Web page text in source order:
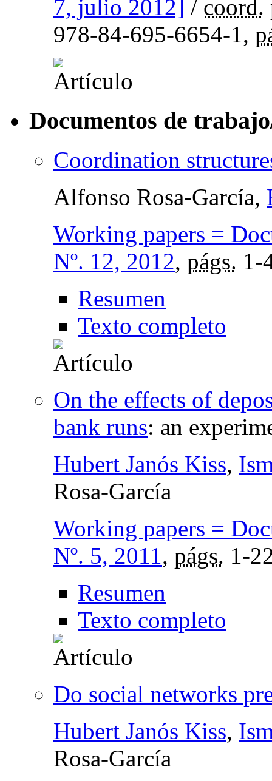
7, julio 2012] / coord.
978-84-695-6654-1,
Documentos de
Coordination
Alfonso Rosa-García,
Working papers =
Nº. 12, 2012, págs. 1-
Resumen
Texto completo
On the effects of
bank runs: an
Hubert Janós Kiss,
Rosa-García
Working papers =
Nº. 5, 2011 , págs. 1-
Resumen
Texto completo
Do social networks
Hubert Janós Kiss,
Rosa-García